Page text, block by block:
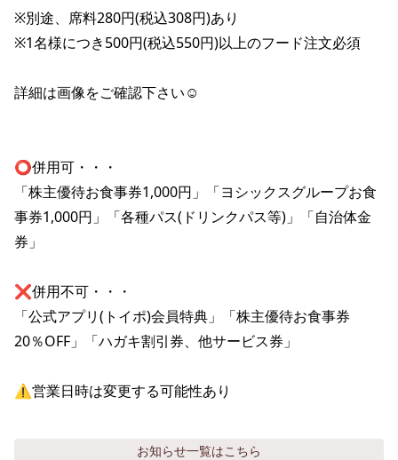
※別途、席料280円(税込308円)あり
※1名様につき500円(税込550円)以上のフード注文必須
詳細は画像をご確認下さい☺️
⭕️併用可・・・
「株主優待お食事券1,000円」「ヨシックスグループお食
事券1,000円」「各種パス(ドリンクパス等)」「自治体金
券」
❌併用不可・・・
「公式アプリ(トイポ)会員特典」「株主優待お食事券
20％OFF」「ハガキ割引券、他サービス券」
⚠️営業日時は変更する可能性あり
お知らせ一覧はこちら